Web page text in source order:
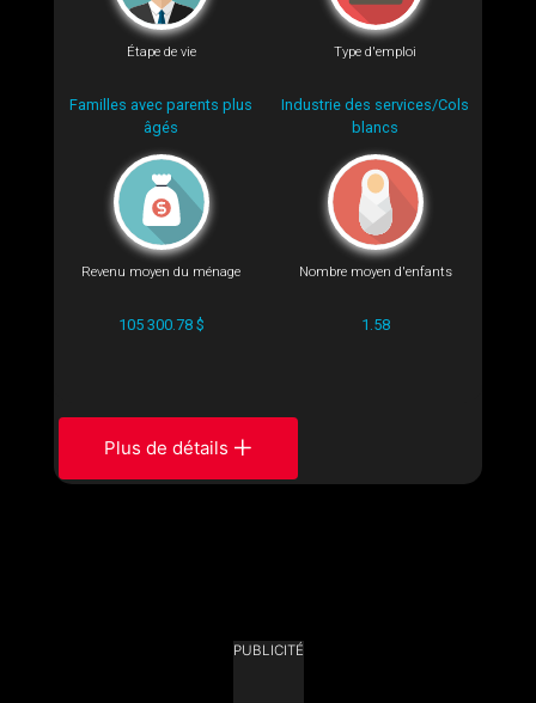
Étape de vie
Familles avec parents plus
âgés
Type d'emploi
Industrie des services/Cols
blancs
Revenu moyen du ménage
105 300.78 $
Nombre moyen d'enfants
1.58
Plus de détails
PUBLICITÉ